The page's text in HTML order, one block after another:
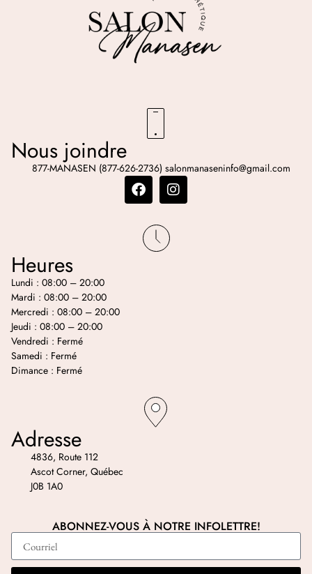
Nous joindre
877-MANASEN (877-626-2736) salonmanaseninfo@gmail.com
Heures
Lundi : 08:00 – 20:00
Mardi : 08:00 – 20:00
Mercredi : 08:00 – 20:00
Jeudi : 08:00 – 20:00
Vendredi : Fermé
Samedi : Fermé
Dimance : Fermé
Adresse
4836, Route 112
Ascot Corner, Québec
J0B 1A0
ABONNEZ-VOUS À NOTRE INFOLETTRE!